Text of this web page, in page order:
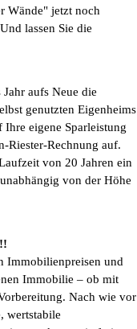
Wände" jetzt noch
lassen Sie die
aufs Neue die
genutzten Eigenheims
eigene Sparleistung
Riester-Rechnung auf.
von 20 Jahren ein
von der Höhe
Immobilienpreisen und
Immobilie – ob mit
Nach wie vor
wertstabile